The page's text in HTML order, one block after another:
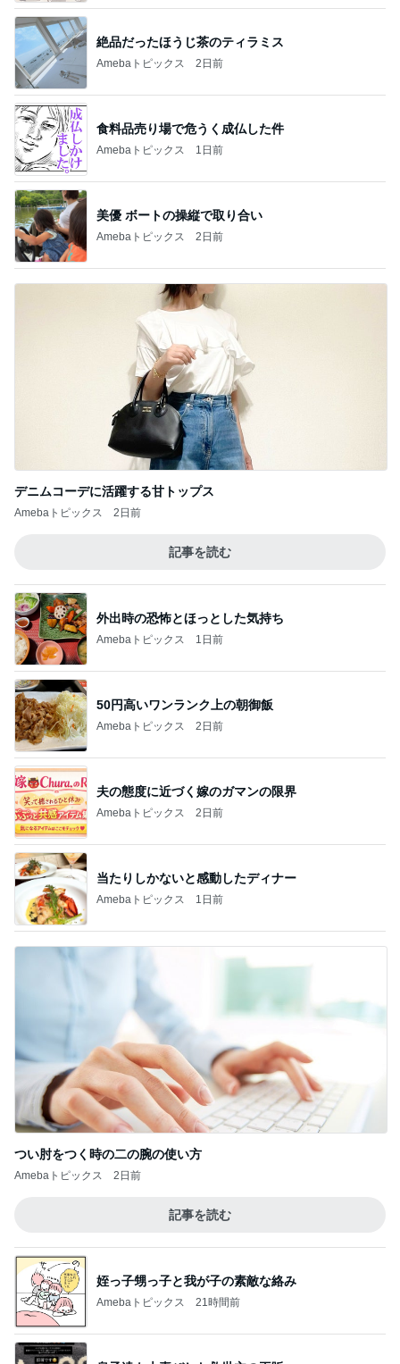
絶品だったほうじ茶のティラミス
Amebaトピックス 2日前
食料品売り場で危うく成仏した件
Amebaトピックス 1日前
美優 ボートの操縦で取り合い
Amebaトピックス 2日前
デニムコーデに活躍する甘トップス
Amebaトピックス 2日前
記事を読む
外出時の恐怖とほっとした気持ち
Amebaトピックス 1日前
50円高いワンランク上の朝御飯
Amebaトピックス 2日前
夫の態度に近づく嫁のガマンの限界
Amebaトピックス 2日前
当たりしかないと感動したディナー
Amebaトピックス 1日前
つい肘をつく時の二の腕の使い方
Amebaトピックス 2日前
記事を読む
姪っ子甥っ子と我が子の素敵な絡み
Amebaトピックス 21時間前